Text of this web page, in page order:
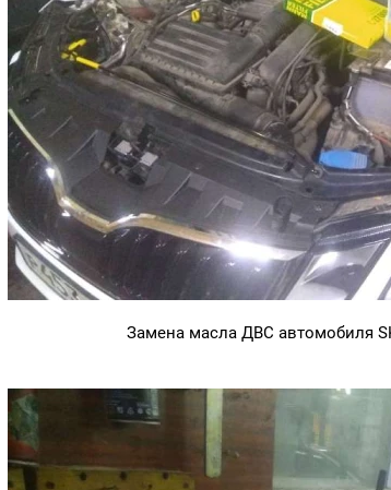
Замена масла ДВС автомобиля